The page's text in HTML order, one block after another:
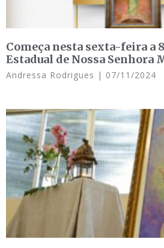
Começa nesta sexta-feira a
Estadual de Nossa Senhora
Andressa Rodrigues 07/11/2024